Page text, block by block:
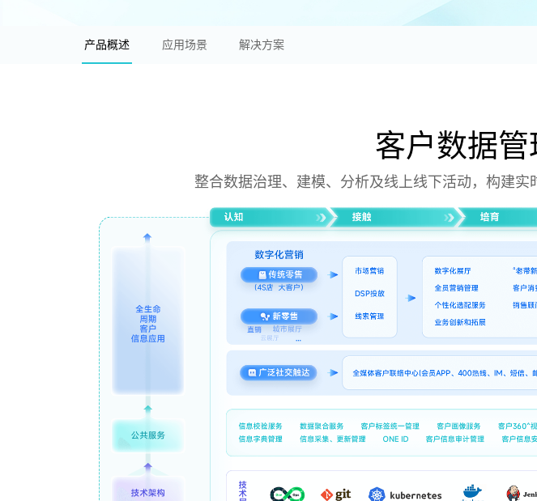
产品概述 应用场景 解决方案
客户数据管
整合数据治理、建模、分析及线上线下活动，构建实